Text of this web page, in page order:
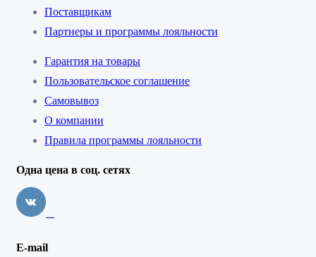
Поставщикам
Партнеры и программы лояльности
Гарантия на товары
Пользовательское соглашение
Самовывоз
О компании
Правила программы лояльности
Одна цена в соц. сетях
E-mail